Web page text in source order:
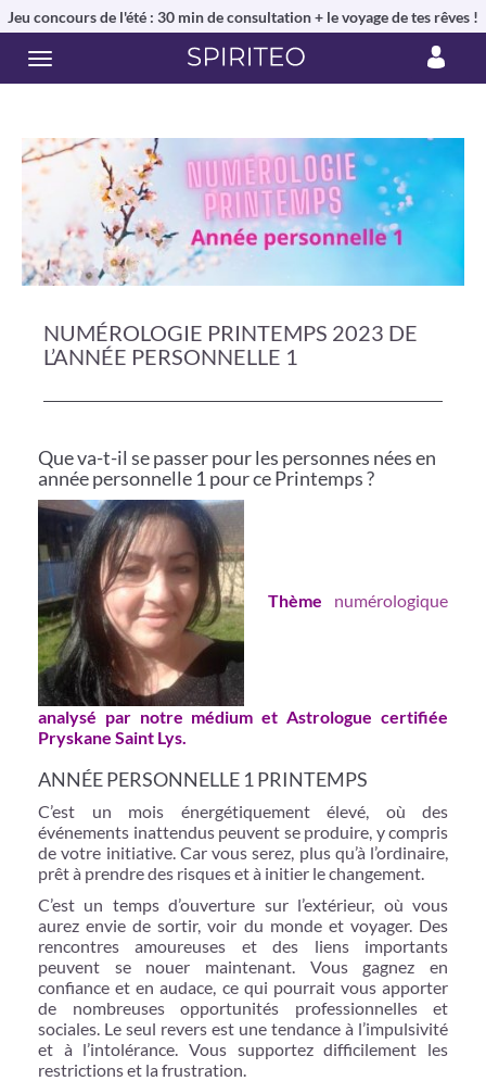
Jeu concours de l'été : 30 min de consultation + le voyage de tes rêves !
NUMÉROLOGIE PRINTEMPS 2023 DE
L’ANNÉE PERSONNELLE 1
Que va-t-il se passer pour les personnes nées en
année personnelle 1 pour ce Printemps ?
Thème numérologique
analysé par notre médium et Astrologue certifiée
Pryskane Saint Lys.
ANNÉE PERSONNELLE 1 PRINTEMPS
C’est un mois énergétiquement élevé, où des
événements inattendus peuvent se produire, y compris
de votre initiative. Car vous serez, plus qu’à l’ordinaire,
prêt à prendre des risques et à initier le changement.
C’est un temps d’ouverture sur l’extérieur, où vous
aurez envie de sortir, voir du monde et voyager. Des
rencontres amoureuses et des liens importants
peuvent se nouer maintenant. Vous gagnez en
confiance et en audace, ce qui pourrait vous apporter
de nombreuses opportunités professionnelles et
sociales. Le seul revers est une tendance à l’impulsivité
et à l’intolérance. Vous supportez difficilement les
restrictions et la frustration.